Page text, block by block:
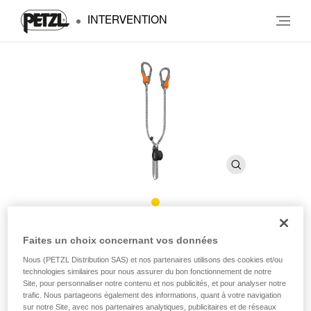
INTERVENTION
SCORPIO EASHOOK
Longe de via ferrata avec mousquetons EASHOOK
Légère et compacte, la longe SCORPIO EASHOOK est
Faites un choix concernant vos données
Nous (PETZL Distribution SAS) et nos partenaires utilisons des cookies et/ou
technologies similaires pour nous assurer du bon fonctionnement de notre
Site, pour personnaliser notre contenu et nos publicités, et pour analyser notre
trafic. Nous partageons également des informations, quant à votre navigation
sur notre Site, avec nos partenaires analytiques, publicitaires et de réseaux